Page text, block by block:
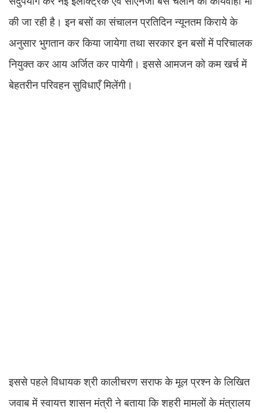
की जा रही है। इन बसों का संचालन प्रतिदिन न्यूनतम किराये के
अनुसार भुगतान कर किया जायेगा तथा सरकार इन बसों में परिचालक
नियुक्त कर आय अर्जित कर पायेगी। इससे आमजन को कम खर्च में
बेहतरीन परिवहन सुविधाएँ मिलेंगी।
इससे पहले विधायक श्री कालीचरण सराफ के मूल प्रश्न के लिखित
जवाब में स्वायत्त शासन मंत्री ने बताया कि शहरी मामलों के मंत्रालय